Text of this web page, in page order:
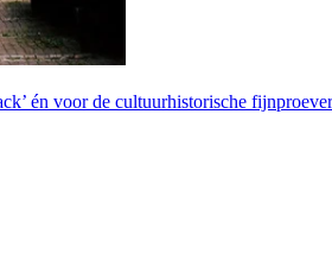
én voor de cultuurhistorische